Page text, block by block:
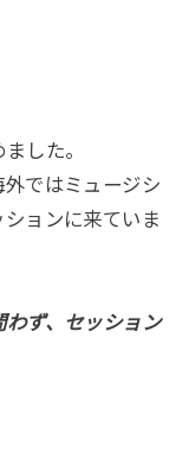
した。
ではミュージシ
ョンに来ていま
わず、セッション